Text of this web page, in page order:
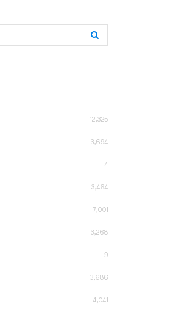
12,325
3,694
4
3,464
7,001
3,268
9
3,686
4,041